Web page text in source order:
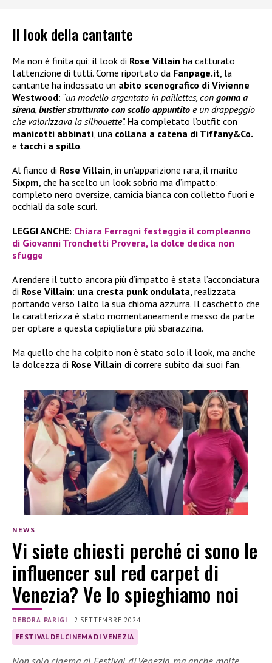
Il look della cantante
Ma non è finita qui: il look di Rose Villain ha catturato
l’attenzione di tutti. Come riportato da Fanpage.it , la
cantante ha indossato un abito scenografico di Vivienne
Westwood: “un modello argentato in paillettes, con gonna a
sirena, bustier strutturato con scollo appuntito e un drappeggio
che valorizzava la silhouette”. Ha completato l’outfit con
manicotti abbinati , una collana a catena di Tiffany&Co.
e tacchi a spillo.
Al fianco di Rose Villain , in un’apparizione rara, il marito
Sixpm , che ha scelto un look sobrio ma d’impatto:
completo nero oversize, camicia bianca con colletto fuori e
occhiali da sole scuri.
LEGGI ANCHE: Chiara Ferragni festeggia il compleanno
di Giovanni Tronchetti Provera, la dolce dedica non
sfugge
A rendere il tutto ancora più d’impatto è stata l’acconciatura
di Rose Villain: una cresta punk ondulata , realizzata
portando verso l’alto la sua chioma azzurra. Il caschetto che
la caratterizza è stato momentaneamente messo da parte
per optare a questa capigliatura più sbarazzina.
Ma quello che ha colpito non è stato solo il look, ma anche
la dolcezza di Rose Villain di correre subito dai suoi fan.
NEWS
Vi siete chiesti perché ci sono le
influencer sul red carpet di
Venezia? Ve lo spieghiamo noi
DEBORA PARIGI | 2 SETTEMBRE 2024
FESTIVAL DEL CINEMA DI VENEZIA